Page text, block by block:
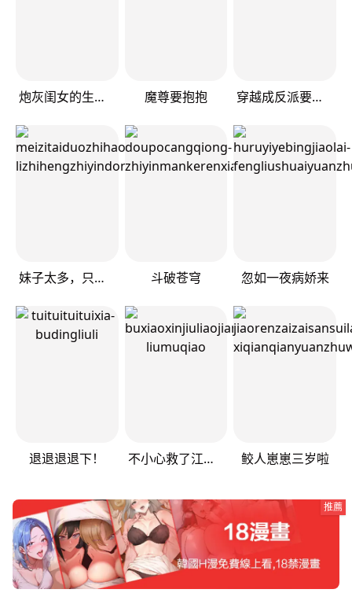
炮灰闺女的生存方式 魔尊要抱抱 穿越成反派要如何活命
妹子太多，只好飞升了 斗破苍穹 忽如一夜病娇来
退退退退下！ 不小心救了江湖公敌 鲛人崽崽三岁啦
推薦